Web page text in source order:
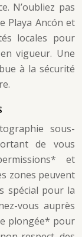
N’oubliez pas
Playa Ancón et
locales pour
vigueur. Une
à la sécurité
sous-
de vous
et
zones peuvent
spécial pour la
vous auprès
plongée* pour